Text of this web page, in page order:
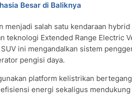
Besar di Baliknya
menjadi salah satu kendaraan hybrid
teknologi Extended Range Electric
ini mengandalkan sistem
pengisi daya.
platform kelistrikan
energi sekaligus